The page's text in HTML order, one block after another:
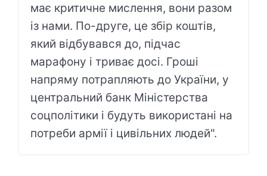
має критичне мислення, вони разом
із нами. По-друге, це збір коштів,
який відбувався до, підчас
марафону і триває досі. Гроші
напряму потрапляють до України, у
центральний банк Міністерства
соцполітики і будуть використані на
потреби армії і цивільних людей".